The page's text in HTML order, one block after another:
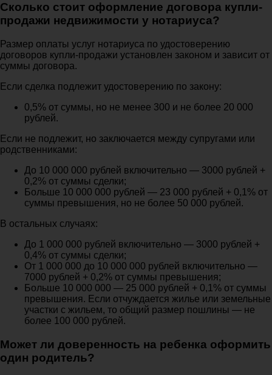
Сколько стоит оформление договора купли-
продажи недвижимости у нотариуса?
Размер оплаты услуг нотариуса по удостоверению
договоров купли-продажи установлен законом и зависит от
суммы договора.
Если сделка подлежит удостоверению по закону:
0,5% от суммы, но не менее 300 и не более 20 000
рублей.
Если не подлежит, но заключается между супругами или
родственниками:
До 10 000 000 рублей включительно — 3000 рублей +
0,2% от суммы сделки;
Больше 10 000 000 рублей — 23 000 рублей + 0,1% от
суммы превышения, но не более 50 000 рублей.
В остальных случаях:
До 1 000 000 рублей включительно — 3000 рублей +
0,4% от суммы сделки;
От 1 000 000 до 10 000 000 рублей включительно —
7000 рублей + 0,2% от суммы превышения;
Больше 10 000 000 — 25 000 рублей + 0,1% от суммы
превышения. Если отчуждается жилье или земельные
участки с жильем, то общий размер пошлины — не
более 100 000 рублей.
Может ли доверенность на ребенка оформить
один родитель?